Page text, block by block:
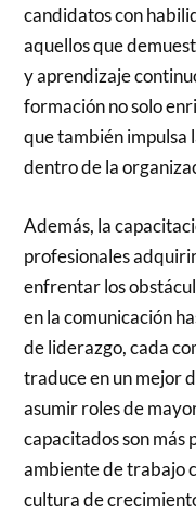
candidatos con
aquellos que
y aprendizaje
formación no solo
que también impulsa
dentro de la
Además, la
profesionales
enfrentar los
en la comunicación
de liderazgo, cada
traduce en un mejor
asumir roles de
capacitados son más
ambiente de trabajo
cultura de